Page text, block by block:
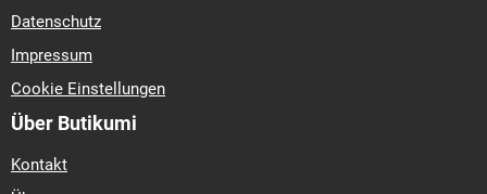
Datenschutz
Impressum
Cookie Einstellungen
Über Butikumi
Kontakt